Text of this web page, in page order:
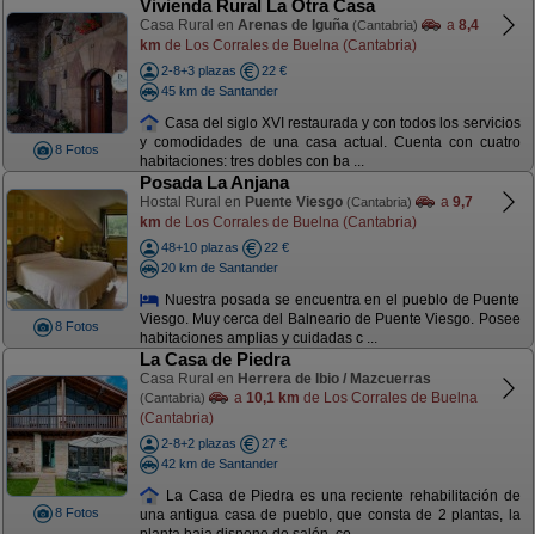
8 Fotos
Vivienda Rural La Otra Casa
Casa Rural en Arenas de Iguña (Cantabria) a 8,4
km de Los Corrales de Buelna (Cantabria)
2-8+3 plazas
22 €
45 km de Santander
Casa del siglo XVI restaurada y con todos los servicios
y comodidades de una casa actual. Cuenta con cuatro
habitaciones: tres dobles con ba ...
8 Fotos
Posada La Anjana
Hostal Rural en Puente Viesgo (Cantabria) a 9,7
km de Los Corrales de Buelna (Cantabria)
48+10 plazas
22 €
20 km de Santander
Nuestra posada se encuentra en el pueblo de Puente
Viesgo. Muy cerca del Balneario de Puente Viesgo. Posee
habitaciones amplias y cuidadas c ...
8 Fotos
La Casa de Piedra
Casa Rural en Herrera de Ibio / Mazcuerras
(Cantabria) a 10,1 km de Los Corrales de Buelna
(Cantabria)
2-8+2 plazas
27 €
42 km de Santander
La Casa de Piedra es una reciente rehabilitación de
una antigua casa de pueblo, que consta de 2 plantas, la